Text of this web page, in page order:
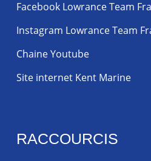
Facebook Lowrance Team
Instagram Lowrance Team
Chaine Youtube
Site internet Kent Marine
RACCOURCIS